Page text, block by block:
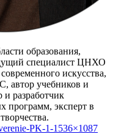
образования,
специалист ЦНХО
искусства,
учебников и
и разработчик
программ, эксперт в
PK-1-1536×1087